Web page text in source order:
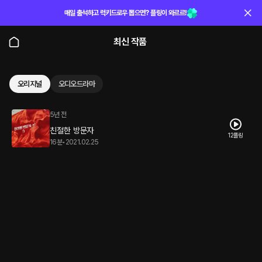
매일 출석하고 럭키드로우 뽑으면? 플링이 와르르!
최신 작품
오리지널 오디오드라마
5년 전
친절한 방문자
16분• 2021.02.25
12플링